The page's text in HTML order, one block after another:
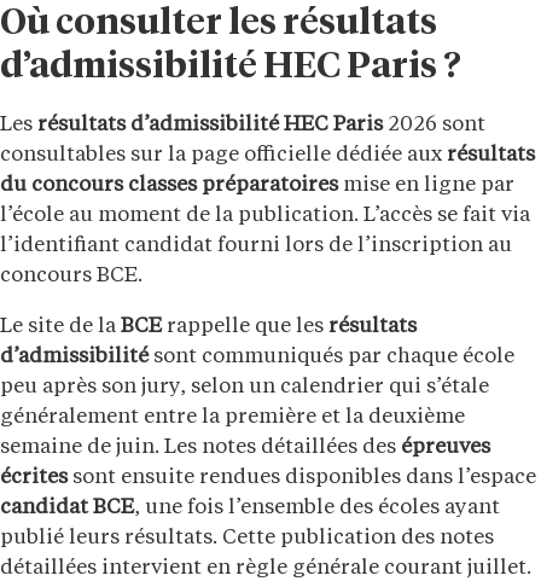
Où consulter les résultats
d’admissibilité HEC Paris ?
Les résultats d’admissibilité HEC Paris2026 sont
consultables sur la page officielle dédiée aux résultats
du concours classes préparatoiresmise en ligne par
l’école au moment de la publication. L’accès se fait via
l’identifiant candidat fourni lors de l’inscription au
concours BCE.
Le site de la BCErappelle que les résultats
d’admissibilitésont communiqués par chaque école
peu après son jury, selon un calendrier qui s’étale
généralement entre la première et la deuxième
semaine de juin. Les notes détaillées des épreuves
écritessont ensuite rendues disponibles dans l’espace
candidat BCE, une fois l’ensemble des écoles ayant
publié leurs résultats. Cette publication des notes
détaillées intervient en règle générale courant juillet.